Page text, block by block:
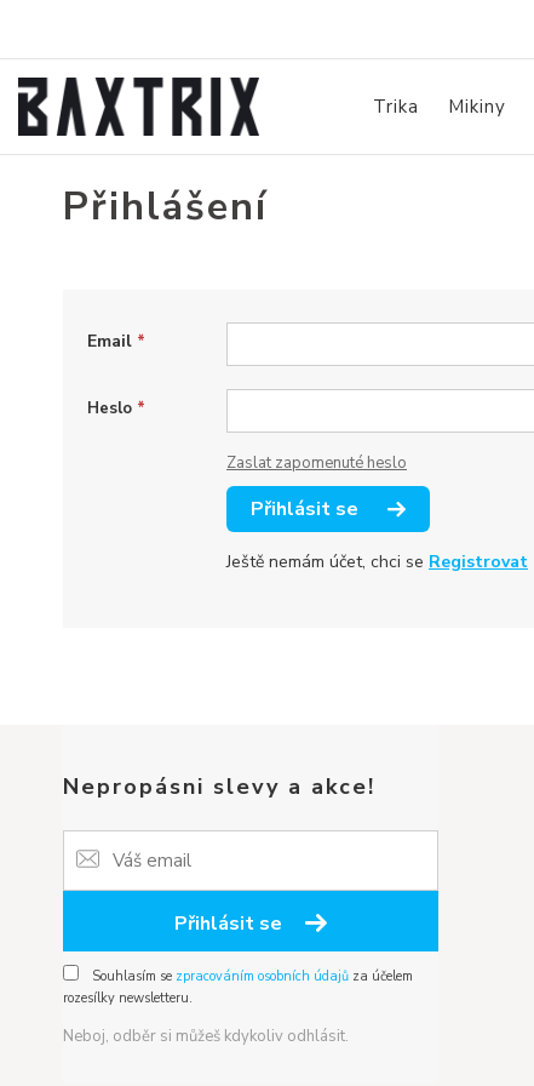
Trika Mikiny
Přihlášení
Email *
Heslo *
Zaslat zapomenuté heslo
Přihlásit se
Ještě nemám účet, chci se Registrovat
Nepropásni slevy a akce!
Přihlásit se
Souhlasím se zpracováním osobních údajů za účelem
rozesílky newsletteru.
Neboj, odběr si můžeš kdykoliv odhlásit.